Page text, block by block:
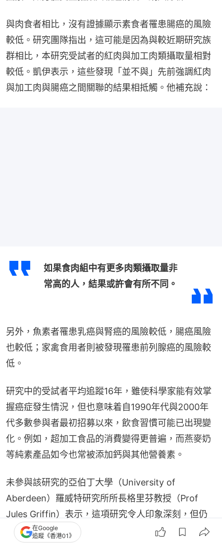
與肉食者相比，沒有證據顯示素食者罹患腸癌的風險
較低。研究團隊指出，這可能是因為與較近期研究族
群相比，本研究受試者的紅肉與加工肉類攝取量相對
較低。凱伊表示，這些發現「並不與」先前強調紅肉
與加工肉與腸癌之間關聯的結果相抵觸。他補充說：
如果食肉組中有更多肉類攝取量非
常高的人，結果或許會有所不同。
另外，魚素者罹患乳癌與腎癌的風險較低，腸癌風險
也較低；家禽食用者則被發現罹患前列腺癌的風險較
低。
研究中的受試者平均追蹤16年，雖使科學家能有效掌
握癌症發生情況，但也意味着自1990年代與2000年
代多數參與者最初招募以來，飲食習慣可能已出現變
化。例如，超加工食品的消費變得更普遍，而燕麥奶
等純素產品如今也常被添加鈣與其他營養素。
未參與該研究的亞伯丁大學（University of
Aberdeen）羅威特研究所所長格里芬教授（Prof
Jules Griffin）表示，這項研究令人印象深刻，但仍
缺少與遵循英國國民保健署（NHS）飲食指南人群的
在Google
追蹤《香港01》